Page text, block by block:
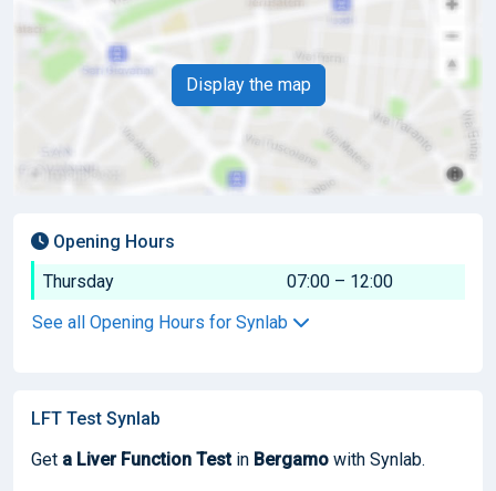
Display the map
Opening Hours
Thursday
07:00 – 12:00
See all Opening Hours for Synlab
LFT Test Synlab
Get a Liver Function Testin Bergamo with Synlab.